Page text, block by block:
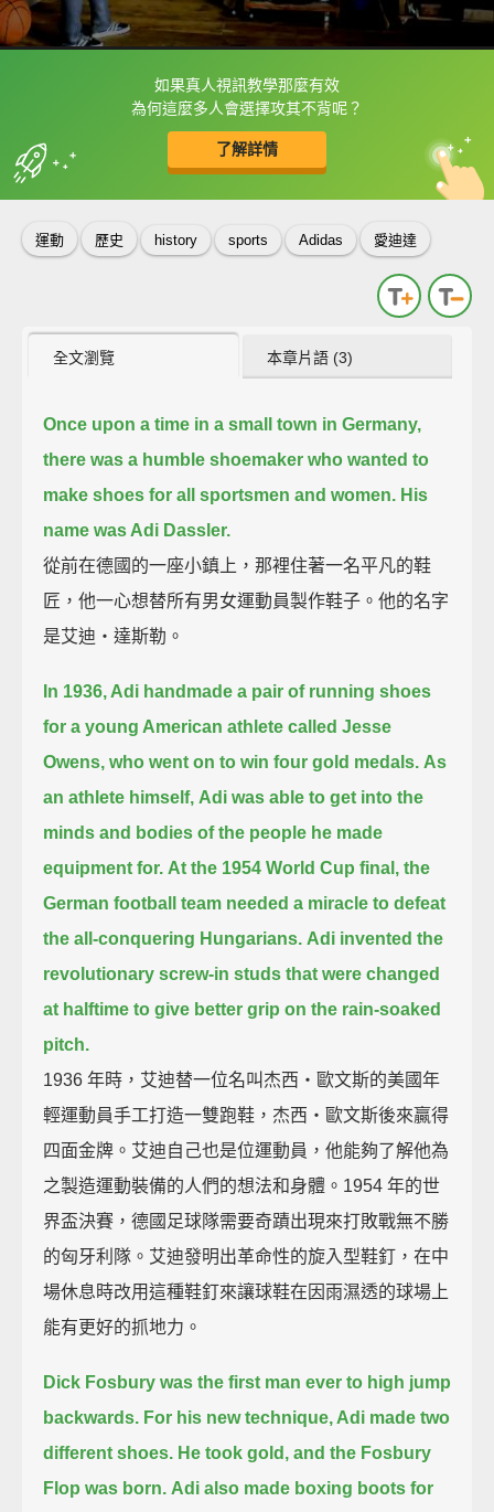
如果真人視訊教學那麼有效
為何這麼多人會選擇攻其不背呢？
了解詳情
框選或點兩下字幕可以直接查字典喔！
收錄佳句 中
英
運動 歷史 history sports Adidas 愛迪達
全文瀏覽 本章片語 (3)
Once upon a time in a small town in Germany,
there was a humble shoemaker who wanted to
make shoes for all sportsmen and women. His
name was Adi Dassler.
從前在德國的一座小鎮上，那裡住著一名平凡的鞋
匠，他一心想替所有男女運動員製作鞋子。他的名字
是艾迪‧達斯勒。
In 1936, Adi handmade a pair of running shoes
for a young American athlete called Jesse
Owens, who went on to win four gold medals. As
an athlete himself, Adi was able to get into the
minds and bodies of the people he made
equipment for. At the 1954 World Cup final, the
German football team needed a miracle to defeat
the all-conquering Hungarians. Adi invented the
revolutionary screw-in studs that were changed
at halftime to give better grip on the rain-soaked
pitch.
1936 年時，艾迪替一位名叫杰西‧歐文斯的美國年
輕運動員手工打造一雙跑鞋，杰西‧歐文斯後來贏得
四面金牌。艾迪自己也是位運動員，他能夠了解他為
之製造運動裝備的人們的想法和身體。1954 年的世
界盃決賽，德國足球隊需要奇蹟出現來打敗戰無不勝
的匈牙利隊。艾迪發明出革命性的旋入型鞋釘，在中
場休息時改用這種鞋釘來讓球鞋在因雨濕透的球場上
能有更好的抓地力。
Dick Fosbury was the first man ever to high jump
backwards. For his new technique, Adi made two
different shoes. He took gold, and the Fosbury
Flop was born. Adi also made boxing boots for